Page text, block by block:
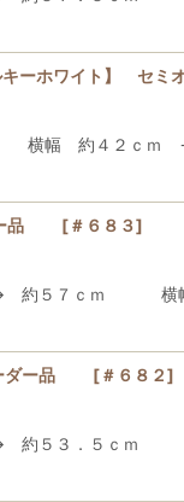
キーホワイト】 セ
ｍ 横幅 約４２
ー品 [＃６８３]
５ｃｍ → 約５
ダー品 [＃６８２]
ｍ → 約５３．